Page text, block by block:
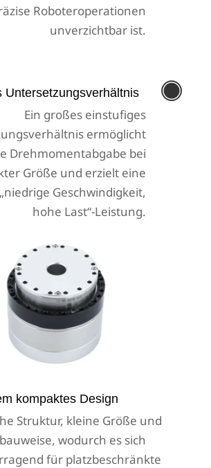
Roboteroperationen
unverzichtbar ist.
Untersetzungsverhältnis
Ein großes einstufiges
ermöglicht
Drehmomentabgabe bei
Größe und erzielt eine
Geschwindigkeit,
hohe Last“-Leistung.

kompaktes Design
Struktur, kleine Größe und
wodurch es sich
für platzbeschränkte